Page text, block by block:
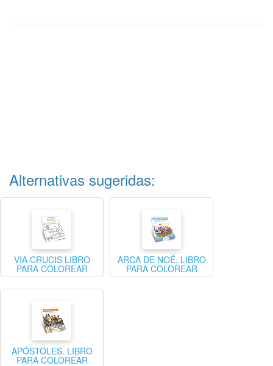
Alternativas sugeridas:
VIA CRUCIS LIBRO
PARA COLOREAR
ARCA DE NOÉ. LIBRO
PARA COLOREAR
APÓSTOLES. LIBRO
PARA COLOREAR